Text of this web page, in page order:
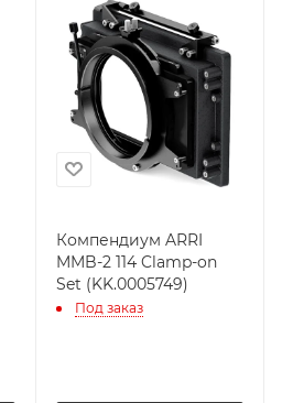
Компендиум ARRI
MMB-2 114 Clamp-on
Set (KK.0005749)
Под заказ